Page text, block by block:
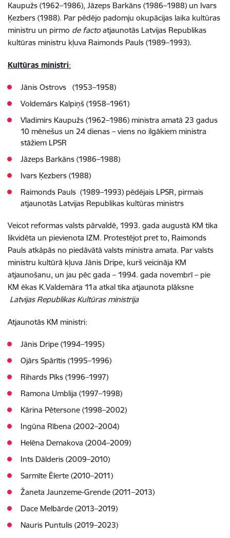
Kaupužs (1962–1986), Jāzeps Barkāns (1986–1988) un Ivars
Ķezbers (1988). Par pēdējo padomju okupācijas laika kultūras
ministru un pirmo de factoatjaunotās Latvijas Republikas
kultūras ministru kļuva Raimonds Pauls (1989–1993).
Kultūras ministri:
Jānis Ostrovs (1953–1958)
Voldemārs Kalpiņš (1958–1961)
Vladimirs Kaupužs (1962–1986) ministra amatā 23 gadus
10 mēnešus un 24 dienas – viens no ilgākiem ministra
stāžiem LPSR
Jāzeps Barkāns (1986–1988)
Ivars Ķezbers (1988)
Raimonds Pauls (1989–1993) pēdējais LPSR, pirmais
atjaunotās Latvijas Republikas kultūras ministrs
Veicot reformas valsts pārvaldē, 1993. gada augustā KM tika
likvidēta un pievienota IZM. Protestējot pret to, Raimonds
Pauls atkāpās no piedāvātā valsts ministra amata. Par valsts
ministru kultūrā kļuva Jānis Dripe, kurš veicināja KM
atjaunošanu, un jau pēc gada – 1994. gada novembrī – pie
KM ēkas K.Valdemāra 11a atkal tika atjaunota plāksne
Latvijas Republikas Kultūras ministrija
Atjaunotās KM ministri:
Jānis Dripe (1994–1995)
Ojārs Spārītis (1995–1996)
Rihards Pīks (1996–1997)
Ramona Umblija (1997–1998)
Kārina Pētersone (1998–2002)
Ingūna Rībena (2002–2004)
Helēna Demakova (2004–2009)
Ints Dālderis (2009–2010)
Sarmīte Ēlerte (2010–2011)
Žaneta Jaunzeme-Grende (2011–2013)
Dace Melbārde (2013–2019)
Nauris Puntulis (2019–2023)